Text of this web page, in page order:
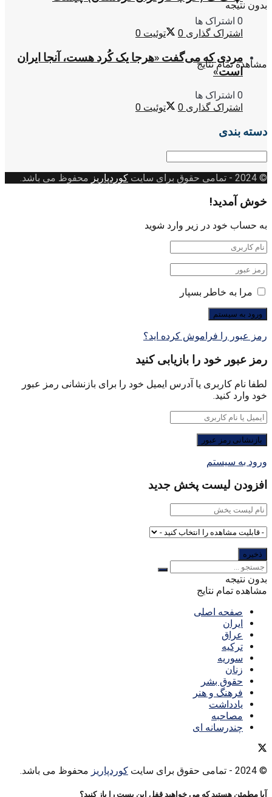
بدون نتیجه
مشاهده تمام نتایج
0 اشتراک ها
اشتراک گذاری 0 توئیت 0
مردی که می‌گفت «هرجا یک کُرد هست، آنجا ایران
است»
0 اشتراک ها
اشتراک گذاری 0 توئیت 0
دسته بندی
دسته
© 2024
- تمامی حقوق برای سایت کوردپاریز محفوظ می باشد.
خوش آمدید!
به حساب خود در زیر وارد شوید
مرا به خاطر بسپار
رمز عبور را فراموش کرده اید؟
رمز عبور خود را بازیابی کنید
لطفا نام کاربری یا آدرس ایمیل خود را برای بازنشانی رمز عبور
خود وارد کنید.
ورود به سیستم
افزودن لیست پخش جدید
بدون نتیجه
مشاهده تمام نتایج
صفحه اصلی
ایران
عراق
ترکیه
سوریه
زنان
حقوق بشر
فرهنگ و هنر
یادداشت
مصاحبه
چندرسانه ای
© 2024 - تمامی حقوق برای سایت کوردپاریز محفوظ می باشد.
آیا مطمئن هستید که می خواهید قفل این پست را باز کنید؟